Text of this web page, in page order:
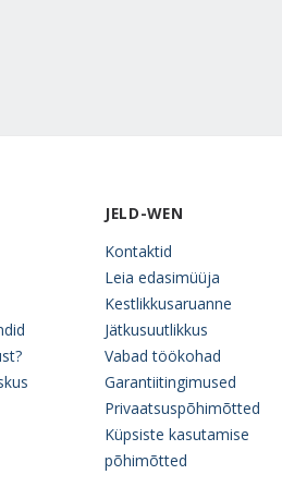
JELD-WEN
Kontaktid
Leia edasimüüja
Kestlikkusaruanne
Jätkusuutlikkus
Vabad töökohad
Garantiitingimused
Privaatsuspõhimõtted
Küpsiste kasutamise
põhimõtted